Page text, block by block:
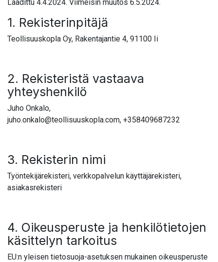
Laadittu 4.4.2024. Viimeisin muutos 6.5.2024.
1. Rekisterinpitäjä
Teollisuuskopla Oy, Rakentajantie 4, 91100 Ii
2. Rekisteristä vastaava
yhteyshenkilö
Juho Onkalo,
juho.onkalo@teollisuuskopla.com, +358409687232
3. Rekisterin nimi
Työntekijärekisteri, verkkopalvelun käyttäjärekisteri,
asiakasrekisteri
4. Oikeusperuste ja henkilötietojen
käsittelyn tarkoitus
EU:n yleisen tietosuoja-asetuksen mukainen oikeusperuste